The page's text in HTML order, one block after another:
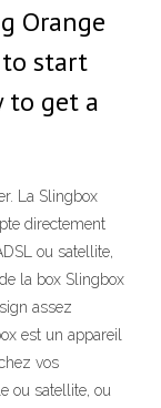
Orange
to start
to get a
La Slingbox
directement
ou satellite,
la box Slingbox
assez
est un appareil
vos
ou satellite, ou